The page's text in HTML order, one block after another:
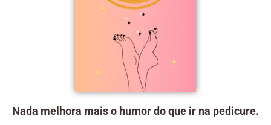
Nada melhora mais o humor do que ir na pedicure.